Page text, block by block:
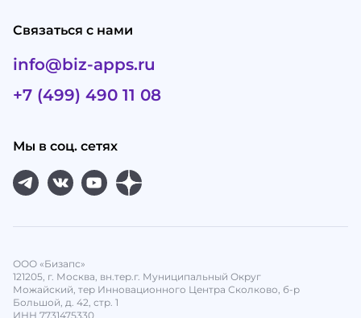
ООО «Бизапс»
121205, г. Москва, вн.тер.г. Муниципальный Округ
Можайский, тер Инновационного Центра Сколково, б-р
Большой, д. 42, стр. 1
ИНН 7731475330
Связаться с нами
info@biz-apps.ru
+7 (499) 490 11 08
Мы в соц. сетях